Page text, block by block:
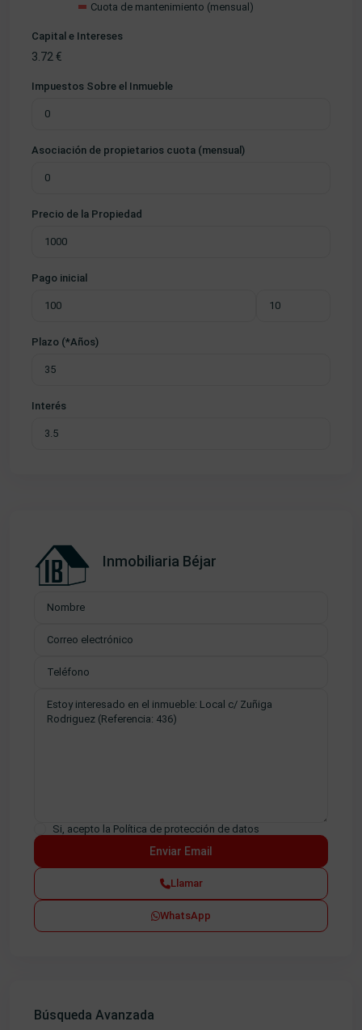
Cuota de mantenimiento (mensual)
Capital e Intereses
3.72 €
Impuestos Sobre el Inmueble
Asociación de propietarios cuota (mensual)
Precio de la Propiedad
Pago inicial
Plazo (*Años)
Interés
Inmobiliaria Béjar
Si, acepto la Política de protección de datos
Llamar
WhatsApp
Búsqueda Avanzada